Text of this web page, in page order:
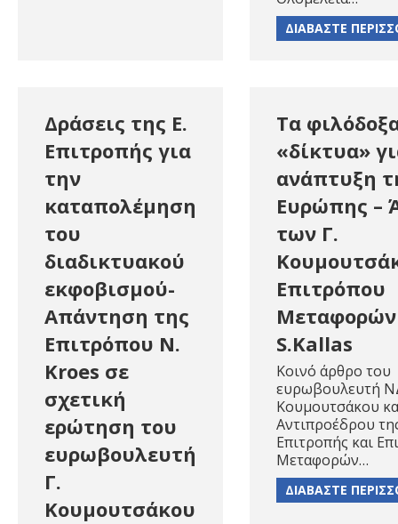
ΔΙΑΒΑΣΤΕ
Δράσεις της Ε.
Επιτροπής για
την
καταπολέμηση
του
διαδικτυακού
εκφοβισμού-
Απάντηση της
Επιτρόπου N.
Kroes σε
σχετική
ερώτηση του
ευρωβουλευτή
Γ.
Κουμουτσάκου
Τα
«δίκτυα»
ανάπτυξη
Ευρώπης –
των Γ.
Επιτρόπου
Μεταφορών
S.Kallas
Κοινό άρθρο του
ευρωβουλευτή
Κουμουτσάκου
Αντιπροέδρου
Επιτροπής και
Μεταφορών…
ΔΙΑΒΑΣΤΕ